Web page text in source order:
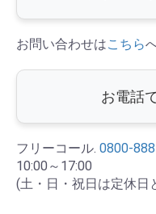
お問い合わせはこちら
お電話
フリーコール. 0800-
10:00～17:00
(土・日・祝日は定休日